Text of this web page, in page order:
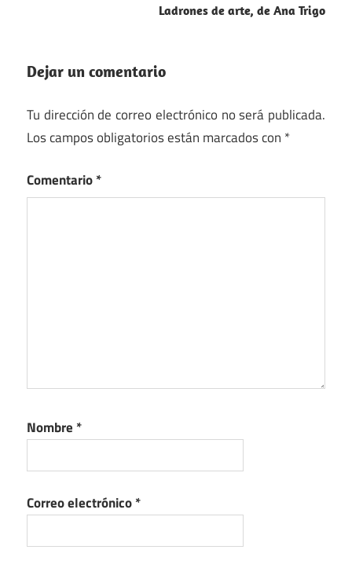
Ladrones de arte, de Ana Trigo
Dejar un comentario
Tu dirección de correo electrónico no será publicada.
Los campos obligatorios están marcados con *
Comentario*
Nombre *
Correo electrónico*